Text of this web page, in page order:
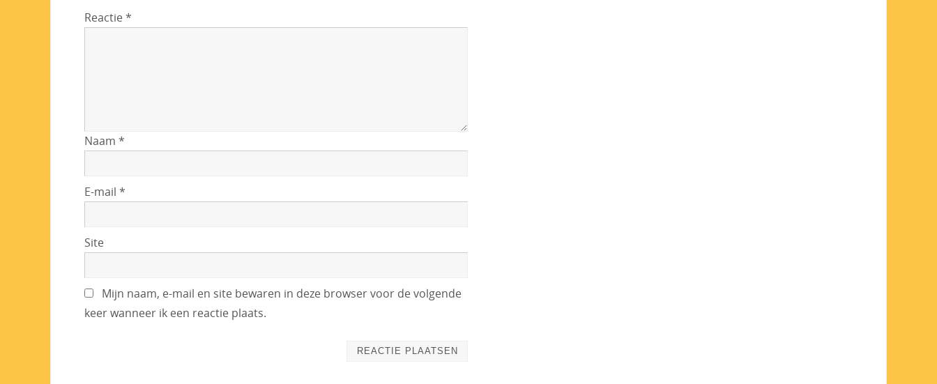
Reactie*
Naam *
E-mail *
Site
Mijn naam, e-mail en site bewaren in deze browser voor de volgende
keer wanneer ik een reactie plaats.